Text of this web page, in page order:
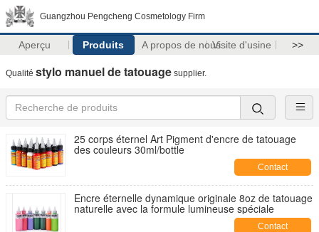
Guangzhou Pengcheng Cosmetology Firm
Aperçu Produits A propos de nousVisite d'usine >>
Qualité stylo manuel de tatouage supplier.
25 corps éternel Art Pigment d'encre de tatouage
des couleurs 30ml/bottle
Contact
Encre éternelle dynamique originale 8oz de tatouage
naturelle avec la formule lumineuse spéciale
Contact